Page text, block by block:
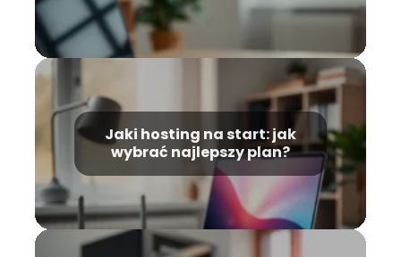
Jaki hosting na start: jak
wybrać najlepszy plan?